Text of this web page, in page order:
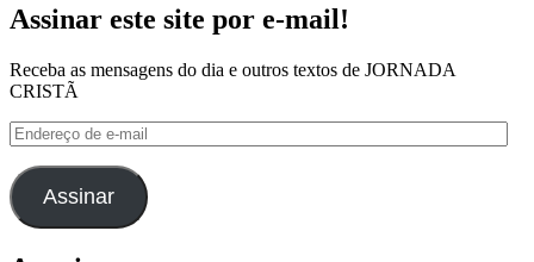
Assinar este site por e-mail!
Receba as mensagens do dia e outros textos de JORNADA
CRISTÃ
Endereço
de
e-
mail
Assinar